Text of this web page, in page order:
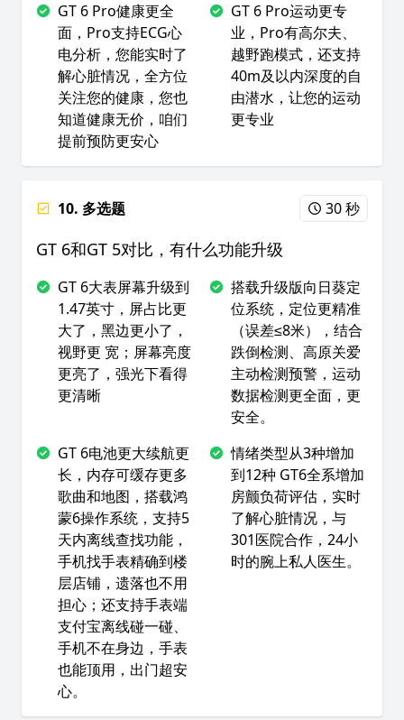
GT 6 Pro健康更全
面，Pro支持ECG心
电分析，您能实时了
解心脏情况，全方位
关注您的健康，您也
知道健康无价，咱们
提前预防更安心
GT 6 Pro运动更专
业，Pro有高尔夫、
越野跑模式，还支持
40m及以内深度的自
由潜水，让您的运动
更专业
10. 多选题 30 秒
GT 6和GT 5对比，有什么功能升级
GT 6大表屏幕升级到
1.47英寸，屏占比更
大了，黑边更小了，
视野更 宽；屏幕亮度
更亮了，强光下看得
更清晰
搭载升级版向日葵定
位系统，定位更精准
（误差≤8米），结合
跌倒检测、高原关爱
主动检测预警，运动
数据检测更全面，更
安全。
GT 6电池更大续航更
长，内存可缓存更多
歌曲和地图，搭载鸿
蒙6操作系统，支持5
天内离线查找功能，
手机找手表精确到楼
层店铺，遗落也不用
担心；还支持手表端
支付宝离线碰一碰、
手机不在身边，手表
也能顶用，出门超安
心。
情绪类型从3种增加
到12种 GT6全系增加
房颤负荷评估，实时
了解心脏情况，与
301医院合作，24小
时的腕上私人医生。